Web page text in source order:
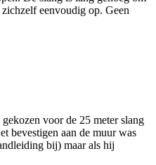
eenvoudig op. Geen
voor de 25 meter slang
bevestigen aan de muur was
bij) maar als hij